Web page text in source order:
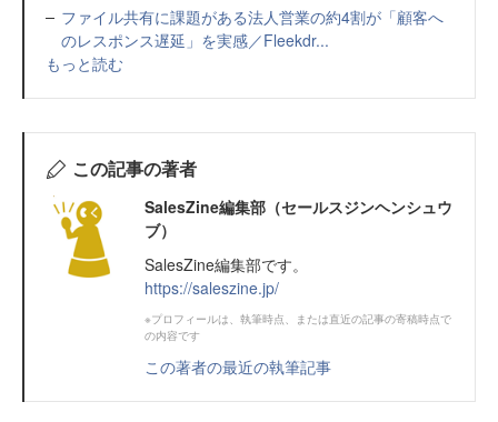
ファイル共有に課題がある法人営業の約4割が「顧客へ
のレスポンス遅延」を実感／Fleekdr...
もっと読む
この記事の著者
SalesZine編集部（セールスジンヘンシュウ
ブ）
SalesZine編集部です。
https://saleszine.jp/
※プロフィールは、執筆時点、または直近の記事の寄稿時点で
の内容です
この著者の最近の執筆記事